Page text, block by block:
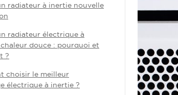
radiateur à inertie nouvelle
radiateur électrique à
douce : pourquoi et
?
choisir le meilleur
électrique à inertie ?